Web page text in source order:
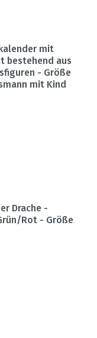
mit
bestehend aus
- Größe
mit Kind
Drache -
Rot - Größe